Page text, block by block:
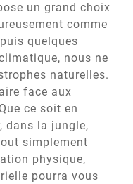
un grand choix
comme
quelques
nous ne
naturelles.
face aux
ce soit en
dans la jungle,
simplement
physique,
pourra vous